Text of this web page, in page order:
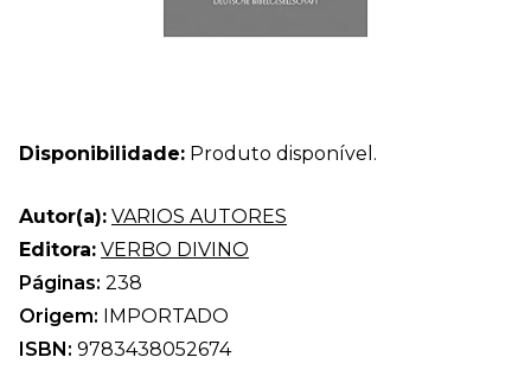
Disponibilidade: Produto disponível.
Autor(a): VARIOS AUTORES
Editora: VERBO DIVINO
Páginas: 238
Origem: IMPORTADO
ISBN: 9783438052674